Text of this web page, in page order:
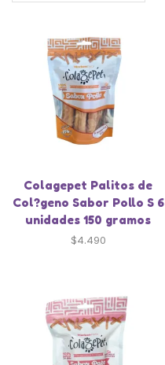
Colagepet Palitos de
Col?geno Sabor Pollo S 6
unidades 150 gramos
$4.490